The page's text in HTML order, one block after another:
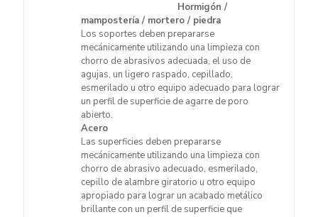
Hormigón /
mampostería / mortero / piedra
Los soportes deben prepararse
mecánicamente utilizando una limpieza con
chorro de abrasivos adecuada, el uso de
agujas, un ligero raspado, cepillado,
esmerilado u otro equipo adecuado para lograr
un perfil de superficie de agarre de poro
abierto.
Acero
Las superficies deben prepararse
mecánicamente utilizando una limpieza con
chorro de abrasivo adecuado, esmerilado,
cepillo de alambre giratorio u otro equipo
apropiado para lograr un acabado metálico
brillante con un perfil de superficie que